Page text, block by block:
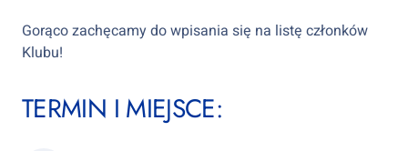
Gorąco zachęcamy do wpisania się na listę członków
Klubu!
TERMIN I MIEJSCE: